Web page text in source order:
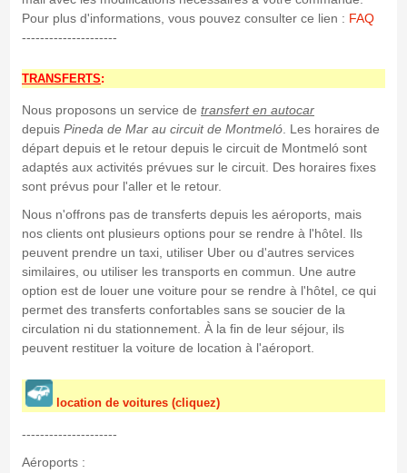
Pour plus d'informations, vous pouvez consulter ce lien : FAQ
---------------------
TRANSFERTS:
Nous proposons un service de transfert en autocar
depuisPineda de Mar au circuit de Montmeló. Les horaires de
départ depuis et le retour depuis le circuit de Montmeló sont
adaptés aux activités prévues sur le circuit. Des horaires fixes
sont prévus pour l'aller et le retour.
Nous n'offrons pas de transferts depuis les aéroports, mais
nos clients ont plusieurs options pour se rendre à l'hôtel. Ils
peuvent prendre un taxi, utiliser Uber ou d'autres services
similaires, ou utiliser les transports en commun. Une autre
option est de louer une voiture pour se rendre à l'hôtel, ce qui
permet des transferts confortables sans se soucier de la
circulation ni du stationnement. À la fin de leur séjour, ils
peuvent restituer la voiture de location à l'aéroport.
location de voitures (cliquez)
---------------------
Aéroports :